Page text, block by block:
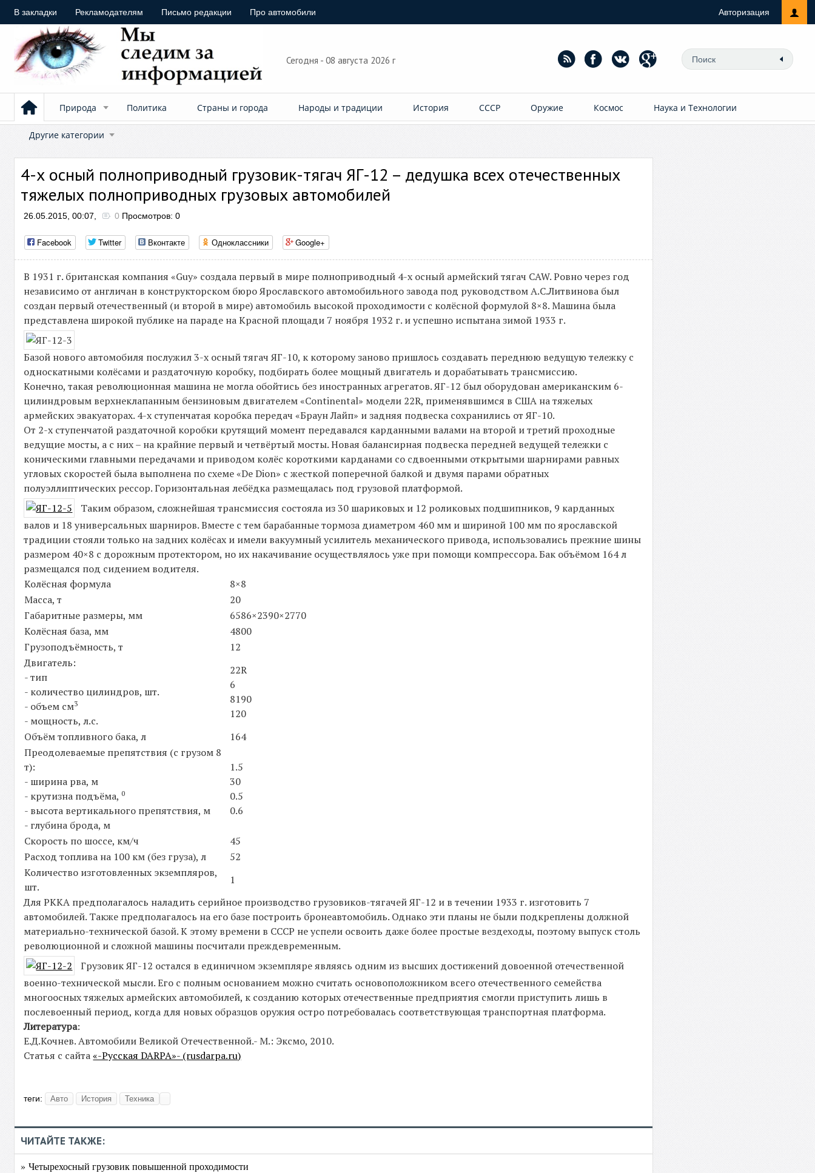
В закладки Рекламодателям Письмо редакции Про автомобили Авторизация
Сегодня - 08 августа 2026 г
Природа Политика Страны и города Народы и традиции История СССР Оружие Космос Наука и Технологии
Другие категории
4-х осный полноприводный грузовик-тягач ЯГ-12 – дедушка всех отечественных
тяжелых полноприводных грузовых автомобилей
26.05.2015, 00:07, 0 Просмотров: 0
Facebook Twitter Вконтакте Одноклассники Google+
В 1931 г. британская компания «Guy» создала первый в мире полноприводный 4-х осный армейский тягач CAW. Ровно через год
независимо от англичан в конструкторском бюро Ярославского автомобильного завода под руководством А.С.Литвинова был
создан первый отечественный (и второй в мире) автомобиль высокой проходимости с колёсной формулой 8×8. Машина была
представлена широкой публике на параде на Красной площади 7 ноября 1932 г. и успешно испытана зимой 1933 г.
Базой нового автомобиля послужил 3-х осный тягач ЯГ-10, к которому заново пришлось создавать переднюю ведущую тележку с
односкатными колёсами и раздаточную коробку, подбирать более мощный двигатель и дорабатывать трансмиссию.
Конечно, такая революционная машина не могла обойтись без иностранных агрегатов. ЯГ-12 был оборудован американским 6-
цилиндровым верхнеклапанным бензиновым двигателем «Continental» модели 22R, применявшимся в США на тяжелых
армейских эвакуаторах. 4-х ступенчатая коробка передач «Браун Лайп» и задняя подвеска сохранились от ЯГ-10.
От 2-х ступенчатой раздаточной коробки крутящий момент передавался карданными валами на второй и третий проходные
ведущие мосты, а с них – на крайние первый и четвёртый мосты. Новая балансирная подвеска передней ведущей тележки с
коническими главными передачами и приводом колёс короткими карданами со сдвоенными открытыми шарнирами равных
угловых скоростей была выполнена по схеме «De Dion» с жесткой поперечной балкой и двумя парами обратных
полуэллиптических рессор. Горизонтальная лебёдка размещалась под грузовой платформой.
Таким образом, сложнейшая трансмиссия состояла из 30 шариковых и 12 роликовых подшипников, 9 карданных
валов и 18 универсальных шарниров. Вместе с тем барабанные тормоза диаметром 460 мм и шириной 100 мм по ярославской
традиции стояли только на задних колёсах и имели вакуумный усилитель механического привода, использовались прежние шины
размером 40×8 с дорожным протектором, но их накачивание осуществлялось уже при помощи компрессора. Бак объёмом 164 л
размещался под сидением водителя.
Колёсная формула
8×8
Масса, т
20
Габаритные размеры, мм
6586×2390×2770
Колёсная база, мм
4800
Грузоподъёмность, т
12
Двигатель:
- тип
- количество цилиндров, шт.
- объем см3
- мощность, л.с.
22R
6
8190
120
Объём топливного бака, л
164
Преодолеваемые препятствия (с грузом 8
т):
- ширина рва, м
- крутизна подъёма,0
- высота вертикального препятствия, м
- глубина брода, м
1.5
30
0.5
0.6
Скорость по шоссе, км/ч
45
Расход топлива на 100 км (без груза), л
52
Количество изготовленных экземпляров,
шт.
1
Для РККА предполагалось наладить серийное производство грузовиков-тягачей ЯГ-12 и в течении 1933 г. изготовить 7
автомобилей. Также предполагалось на его базе построить бронеавтомобиль. Однако эти планы не были подкреплены должной
материально-технической базой. К этому времени в СССР не успели освоить даже более простые вездеходы, поэтому выпуск столь
революционной и сложной машины посчитали преждевременным.
Грузовик ЯГ-12 остался в единичном экземпляре являясь одним из высших достижений довоенной отечественной
военно-технической мысли. Его с полным основанием можно считать основоположником всего отечественного семейства
многоосных тяжелых армейских автомобилей, к созданию которых отечественные предприятия смогли приступить лишь в
послевоенный период, когда для новых образцов оружия остро потребовалась соответствующая транспортная платформа.
Литература:
Е.Д.Кочнев. Автомобили Великой Отечественной.- М.: Эксмо, 2010.
Статья с сайта«-Русская DARPA»- (rusdarpa.ru)
теги: Авто История Техника
ЧИТАЙТЕ ТАКЖЕ:
» Четырехосный грузовик повышенной проходимости